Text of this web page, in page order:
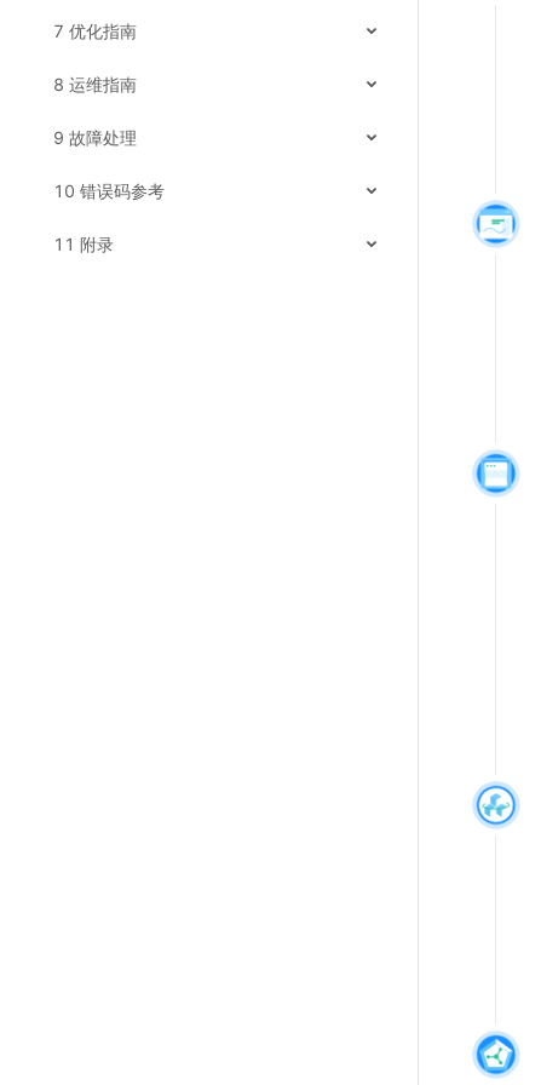
7 优化指南
8 运维指南
9 故障处理
10 错误码参考
11 附录